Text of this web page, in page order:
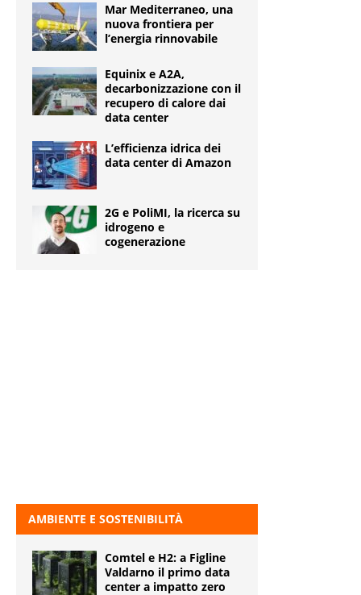
Mar Mediterraneo, una
nuova frontiera per
l’energia rinnovabile
Equinix e A2A,
decarbonizzazione con il
recupero di calore dai
data center
L’efficienza idrica dei
data center di Amazon
2G e PoliMI, la ricerca su
idrogeno e
cogenerazione
AMBIENTE E SOSTENIBILITÀ
Comtel e H2: a Figline
Valdarno il primo data
center a impatto zero